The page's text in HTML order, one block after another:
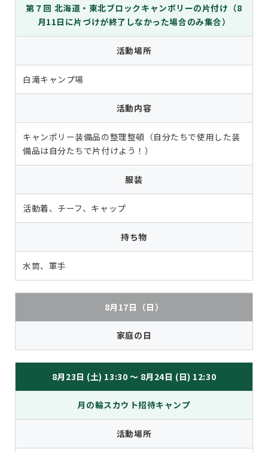
第７回 北海道・東北ブロックキャンポリーの片付け（8
月11日に片づけが終了しなかった場合のみ集合）
活動場所
白滝キャンプ場
活動内容
キャンポリー装備品の整理整頓（自分たちで使用した装
備品は自分たちで片付けよう！）
服装
活動着、チーフ、キャップ
持ち物
水筒、軍手
8月17日（日）
家庭の日
8月23日 (土) 13:30 ～ 8月24日 (日) 12:30
月の輪スカウト招待キャンプ
活動場所